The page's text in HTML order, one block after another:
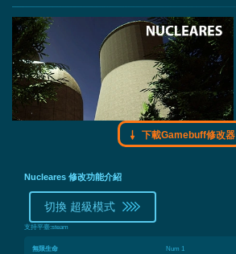
下載Gamebuff修改器
Nucleares 修改功能介紹
切換 超級模式
支持平臺:steam
無限生命 Num 1